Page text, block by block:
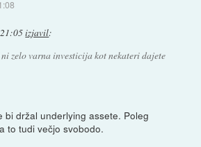
izjavil:
zelo varna investicija kot nekateri dajete
bi držal underlying assete. Poleg
to tudi večjo svobodo.